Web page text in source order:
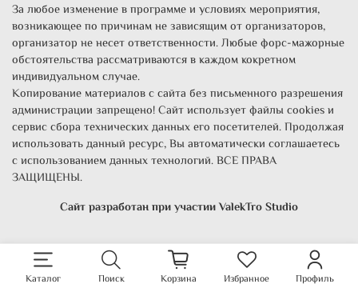
За любое изменение в программе и условиях мероприятия,
возникающее по причинам не зависящим от организаторов,
организатор не несет ответственности. Любые форс-мажорные
обстоятельства рассматриваются в каждом кокретном
индивидуальном случае.
Копирование материалов с сайта без письменного разрешения
администрации запрещено! Сайт использует файлы cookies и
сервис сбора технических данных его посетителей. Продолжая
использовать данный ресурс, Вы автоматически соглашаетесь
с использованием данных технологий. ВСЕ ПРАВА
ЗАЩИЩЕНЫ.
Сайт разработан при участииValekTro Studio
Каталог Поиск Корзина Избранное Профиль